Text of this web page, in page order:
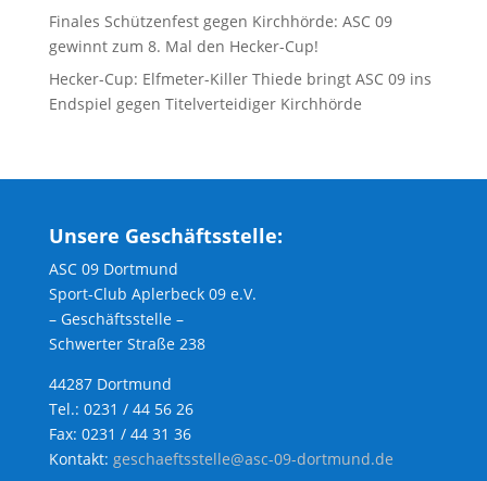
Finales Schützenfest gegen Kirchhörde: ASC 09
gewinnt zum 8. Mal den Hecker-Cup!
Hecker-Cup: Elfmeter-Killer Thiede bringt ASC 09 ins
Endspiel gegen Titelverteidiger Kirchhörde
Unsere Geschäftsstelle:
ASC 09 Dortmund
Sport-Club Aplerbeck 09 e.V.
– Geschäftsstelle –
Schwerter Straße 238
44287 Dortmund
Tel.: 0231 / 44 56 26
Fax: 0231 / 44 31 36
Kontakt: geschaeftsstelle@asc-09-dortmund.de